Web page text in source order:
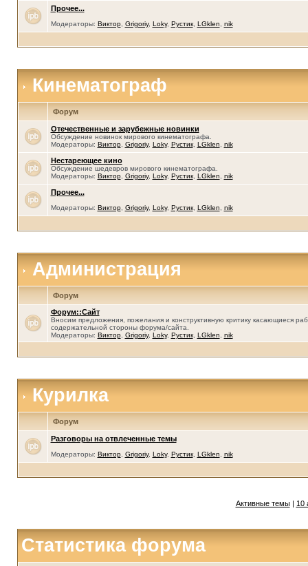
Прочее...
Модераторы: Виктор, Grigoriy, Loky, Рустик, LGklen nik
Кинематограф
Форум
Отечественные и зарубежные новинки
Обсуждение новинок мирового кинематографа.
Модераторы: Виктор, Grigoriy, Loky, Рустик, LGklen nik
Нестареющее кино
Обсуждение шедевров мирового кинематографа.
Модераторы: Виктор, Grigoriy, Loky, Рустик, LGklen nik
Прочее...
Модераторы: Виктор, Grigoriy, Loky, Рустик, LGklen nik
Администрация
Форум
Форум::Сайт
Вносим предложения, пожелания и конструктивную критику касающиеся
содержательной стороны форума/сайта.
Модераторы: Виктор, Grigoriy, Loky, Рустик, LGklen nik
Курилка
Форум
Разговоры на отвлеченные темы
Модераторы: Виктор, Grigoriy, Loky, Рустик, LGklen nik
Активные темы| 10
Статистика форума